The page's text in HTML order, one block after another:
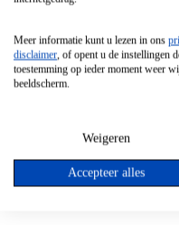
Vrijstaande Magnetron
Vrijstaande Kookplaat
Inbouw Gaskookplaat
Inbouw Keramische
Kookplaat Accessoires
Meer informatie kunt u lezen in ons
disclaimer, of opent u de instellingen
toestemming op ieder moment weer
beeldscherm.
Weigeren
Accepteer alles